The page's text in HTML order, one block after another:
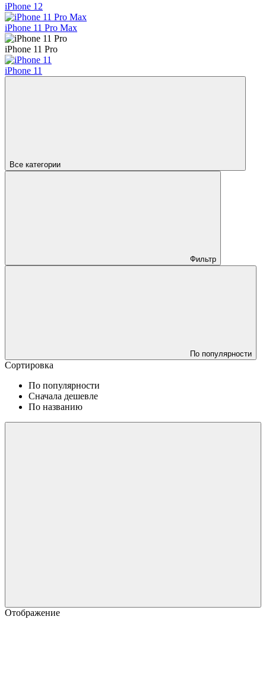
iPhone 12
iPhone 11 Pro Max
iPhone 11 Pro
iPhone 11
Все категории
Фильтр
По популярности
Сортировка
По популярности
Сначала дешевле
По названию
Отображение